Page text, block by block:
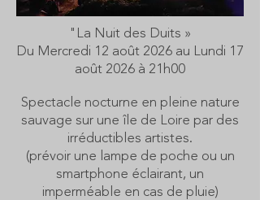
"La Nuit des Duits »
Du Mercredi 12 août 2026 au Lundi 17
août 2026 à 21h00
Spectacle nocturne en pleine nature
sauvage sur une île de Loire par des
irréductibles artistes.
(prévoir une lampe de poche ou un
smartphone éclairant, un
imperméable en cas de pluie)